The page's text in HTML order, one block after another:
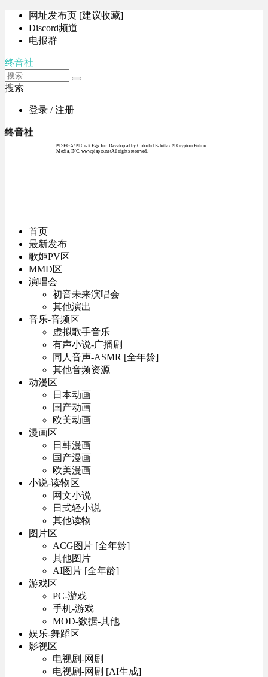
网址发布页 [建议收藏]
Discord频道
电报群
终音社
搜索
登录 / 注册
终音社
© SEGA / © Craft Egg Inc. Developed by Colorful Palette / © Crypton Future
Media, INC. www.piapro.netAll rights reserved.
首页
最新发布
歌姬PV区
MMD区
演唱会
初音未来演唱会
其他演出
音乐-音频区
虚拟歌手音乐
有声小说-广播剧
同人音声-ASMR [全年龄]
其他音频资源
动漫区
日本动画
国产动画
欧美动画
漫画区
日韩漫画
国产漫画
欧美漫画
小说-读物区
网文小说
日式轻小说
其他读物
图片区
ACG图片 [全年龄]
其他图片
AI图片 [全年龄]
游戏区
PC-游戏
手机-游戏
MOD-数据-其他
娱乐-舞蹈区
影视区
电视剧-网剧
电视剧-网剧 [AI生成]